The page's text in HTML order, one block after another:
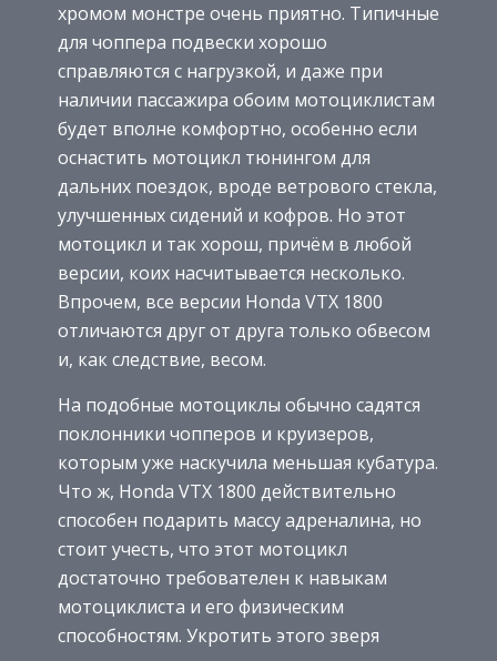
хромом монстре очень приятно. Типичные
для чоппера подвески хорошо
справляются с нагрузкой, и даже при
наличии пассажира обоим мотоциклистам
будет вполне комфортно, особенно если
оснастить мотоцикл тюнингом для
дальних поездок, вроде ветрового стекла,
улучшенных сидений и кофров. Но этот
мотоцикл и так хорош, причём в любой
версии, коих насчитывается несколько.
Впрочем, все версии Honda VTX 1800
отличаются друг от друга только обвесом
и, как следствие, весом.
На подобные мотоциклы обычно садятся
поклонники чопперов и круизеров,
которым уже наскучила меньшая кубатура.
Что ж, Honda VTX 1800 действительно
способен подарить массу адреналина, но
стоит учесть, что этот мотоцикл
достаточно требователен к навыкам
мотоциклиста и его физическим
способностям. Укротить этого зверя